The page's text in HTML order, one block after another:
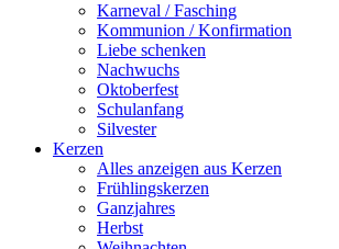
Karneval / Fasching
Kommunion / Konfirmation
Liebe schenken
Nachwuchs
Oktoberfest
Schulanfang
Silvester
Kerzen
Alles anzeigen aus Kerzen
Frühlingskerzen
Ganzjahres
Herbst